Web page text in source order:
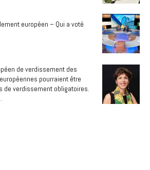
européen – Qui a voté
de verdissement des
pourraient être
de verdissement obligatoires.